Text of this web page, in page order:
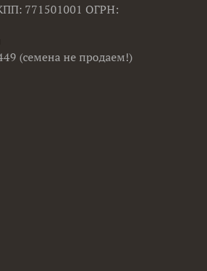
771501001 ОГРН:
(семена не продаем!)